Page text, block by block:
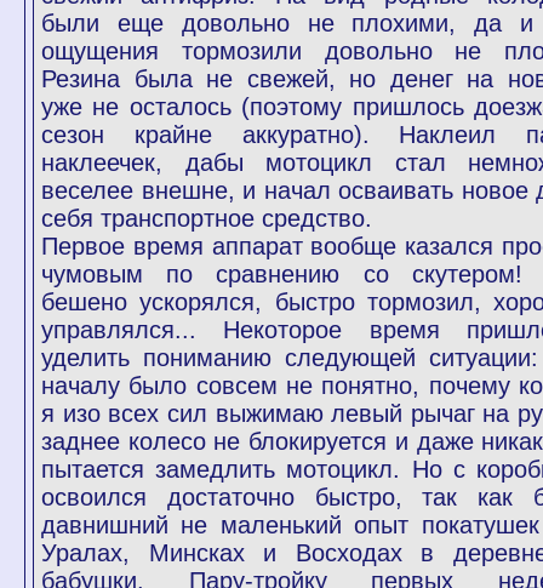
были еще довольно не плохими, да и
ощущения тормозили довольно не
Резина была не свежей, но денег на
уже не осталось (поэтому пришлось
сезон крайне аккуратно). Наклеил
наклеечек, дабы мотоцикл стал
веселее внешне, и начал осваивать новое
себя транспортное средство.
Первое время аппарат вообще казался
чумовым по сравнению со скутером!
бешено ускорялся, быстро тормозил,
управлялся... Некоторое время
уделить пониманию следующей
началу было совсем не понятно, почему
я изо всех сил выжимаю левый рычаг на
заднее колесо не блокируется и даже
пытается замедлить мотоцикл. Но с
освоился достаточно быстро, так как
давнишний не маленький опыт
Уралах, Минсках и Восходах в
бабушки. Пару-тройку первых